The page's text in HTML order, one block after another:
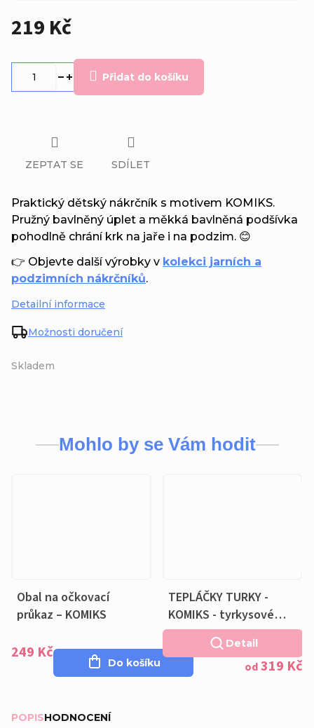
219 Kč
Skladem
Možnosti doručení
Přidat do košíku
Praktický dětský nákrčník s motivem KOMIKS.
Pružný bavlněný úplet a měkká bavlněná podšívka
pohodlně chrání krk na jaře i na podzim. 😊
👉 Objevte další výrobky v kolekci jarních a
podzimních nákrčníků.
Detailní informace
ZEPTAT SE SDÍLET
Mohlo by se Vám hodit
Obal na očkovací
průkaz – KOMIKS
249 Kč
Do košíku
TEPLÁČKY TURKY -
KOMIKS - tyrkysové
náplety
od319 Kč
Detail
POPISHODNOCENÍ